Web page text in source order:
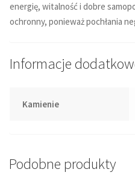
energię, witalność i dobre
ochronny, ponieważ pochłania
Informacje
Kamienie
Podobne produkty